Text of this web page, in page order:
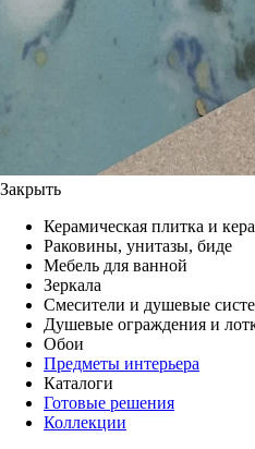
Закрыть
Керамическая плитка и
Раковины, унитазы, биде
Мебель для ванной
Зеркала
Смесители и душевые
Душевые ограждения и
Обои
Предметы интерьера
Каталоги
Готовые решения
Коллекции